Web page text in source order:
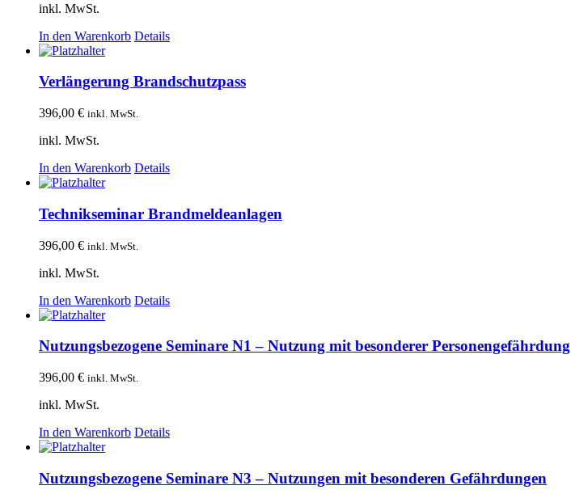
inkl. MwSt.
In den Warenkorb Details
Verlängerung Brandschutzpass
396,00 € inkl. MwSt.
inkl. MwSt.
In den Warenkorb Details
Technikseminar Brandmeldeanlagen
396,00 € inkl. MwSt.
inkl. MwSt.
In den Warenkorb Details
Nutzungsbezogene Seminare N1 – Nutzung mit besonderer Personengefährdung
396,00 € inkl. MwSt.
inkl. MwSt.
In den Warenkorb Details
Nutzungsbezogene Seminare N3 – Nutzungen mit besonderen Gefährdungen